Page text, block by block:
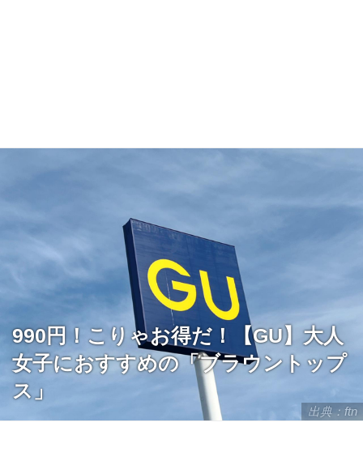
出典：ftn
990円！こりゃお得だ！【GU】大人
女子におすすめの「ブラウントップ
ス」